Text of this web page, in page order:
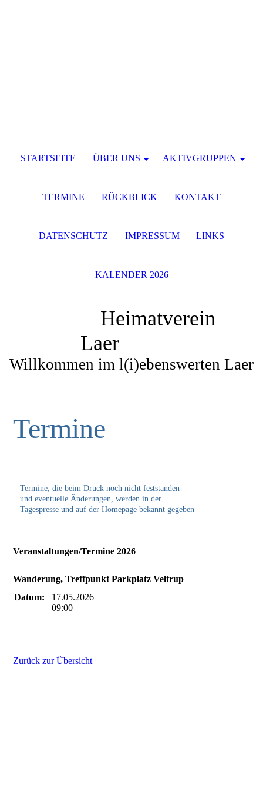
Heimatverein
Laer
Willkommen im l(i)ebenswerten Laer
Termine
Termine, die beim Druck noch nicht feststanden
und eventuelle Änderungen, werden in der
Tagespresse und auf der Homepage bekannt gegeben
Veranstaltungen/Termine 2026
Wanderung, Treffpunkt Parkplatz Veltrup
Datum:
17.05.2026
09:00
Zurück zur Übersicht
STARTSEITE ÜBER UNS AKTIVGRUPPEN
TERMINE RÜCKBLICK KONTAKT
DATENSCHUTZ IMPRESSUM LINKS
KALENDER 2026